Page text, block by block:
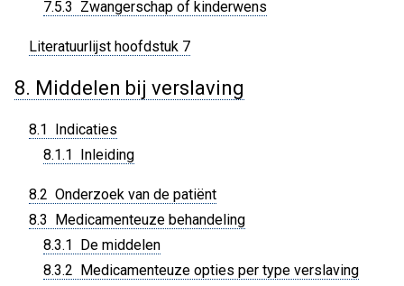
7.5.3 Zwangerschap of kinderwens
Literatuurlijst hoofdstuk 7
8. Middelen bij verslaving
8.1 Indicaties
8.1.1 Inleiding
8.2 Onderzoek van de patiënt
8.3 Medicamenteuze behandeling
8.3.1 De middelen
8.3.2 Medicamenteuze opties per type verslaving